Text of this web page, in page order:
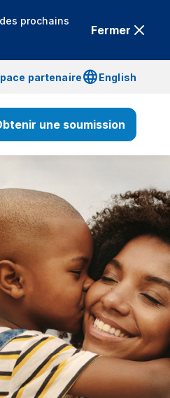
prochains
Fermer
partenairelanguageEnglish
une soumission
Assurance Vie